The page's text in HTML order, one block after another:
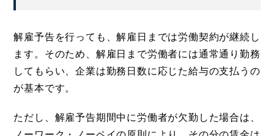
解雇予告を行っても、解雇日までは労働契約が継続し
ます。そのため、解雇日まで労働者には通常通り勤務
してもらい、企業は勤務日数に応じた給与の支払うの
が基本です。
ただし、解雇予告期間中に労働者が欠勤した場合は、